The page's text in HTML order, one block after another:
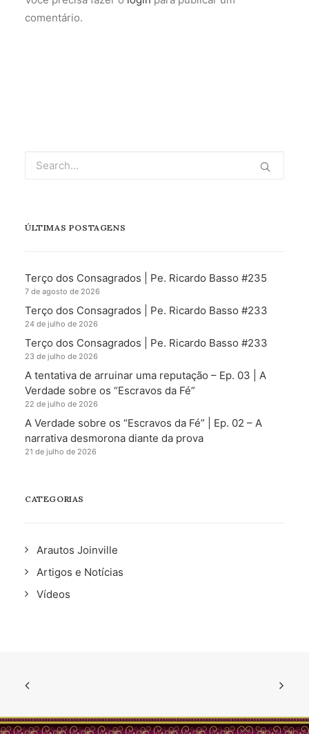
comentário.
ÚLTIMAS POSTAGENS
Terço dos Consagrados | Pe. Ricardo Basso #235
7 de agosto de 2026
Terço dos Consagrados | Pe. Ricardo Basso #233
24 de julho de 2026
Terço dos Consagrados | Pe. Ricardo Basso #233
23 de julho de 2026
A tentativa de arruinar uma reputação – Ep. 03 | A
Verdade sobre os “Escravos da Fé”
22 de julho de 2026
A Verdade sobre os “Escravos da Fé” | Ep. 02 – A
narrativa desmorona diante da prova
21 de julho de 2026
CATEGORIAS
Arautos Joinville
Artigos e Notícias
Vídeos